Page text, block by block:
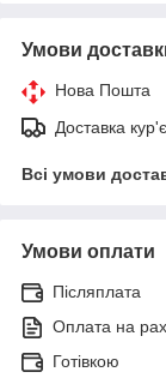
Умови
Нова Пошта
Доставка
Всі умови
Умови оплати
Післяплата
Оплата на
Готівкою